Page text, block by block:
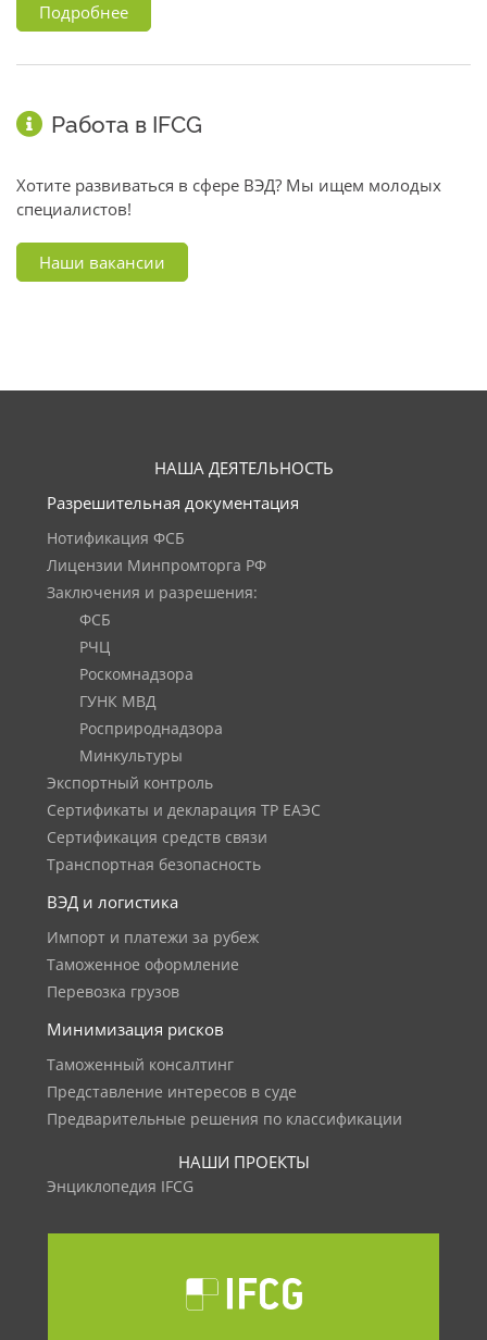
Подробнее
Работа в IFCG
Хотите развиваться в сфере ВЭД? Мы ищем молодых
специалистов!
Наши вакансии
НАША ДЕЯТЕЛЬНОСТЬ
Разрешительная документация
Нотификация ФСБ
Лицензии Минпромторга РФ
Заключения и разрешения:
ФСБ
РЧЦ
Роскомнадзора
ГУНК МВД
Росприроднадзора
Минкультуры
Экспортный контроль
Сертификаты и декларация ТР ЕАЭС
Сертификация средств связи
Транспортная безопасность
ВЭД и логистика
Импорт и платежи за рубеж
Таможенное оформление
Перевозка грузов
Минимизация рисков
Таможенный консалтинг
Представление интересов в суде
Предварительные решения по классификации
НАШИ ПРОЕКТЫ
Энциклопедия IFCG